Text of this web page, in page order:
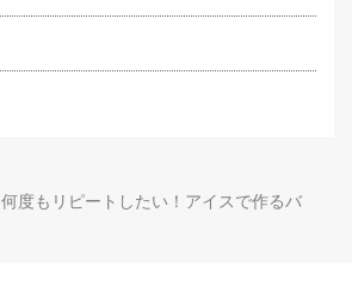
何度もリピートしたい！アイスで作るバ